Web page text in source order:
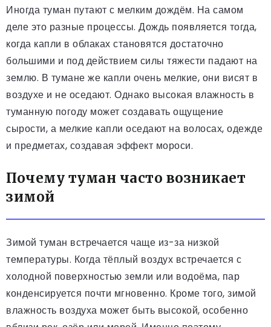
Иногда туман путают с мелким дождём. На самом
деле это разные процессы. Дождь появляется тогда,
когда капли в облаках становятся достаточно
большими и под действием силы тяжести падают на
землю. В тумане же капли очень мелкие, они висят в
воздухе и не оседают. Однако высокая влажность в
туманную погоду может создавать ощущение
сырости, а мелкие капли оседают на волосах, одежде
и предметах, создавая эффект мороси.
Почему туман часто возникает
зимой
Зимой туман встречается чаще из-за низкой
температуры. Когда тёплый воздух встречается с
холодной поверхностью земли или водоёма, пар
конденсируется почти мгновенно. Кроме того, зимой
влажность воздуха может быть высокой, особенно